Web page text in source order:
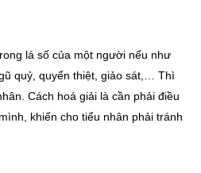
lá số của một người nếu như
quỷ, quyển thiệt, giảo sát,… Thì
Cách hoá giải là cần phải điều
khiến cho tiểu nhân phải tránh